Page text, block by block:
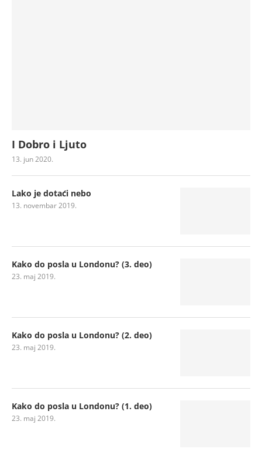
I Dobro i Ljuto
13. jun 2020.
Lako je dotaći nebo
13. novembar 2019.
Kako do posla u Londonu? (3. deo)
23. maj 2019.
Kako do posla u Londonu? (2. deo)
23. maj 2019.
Kako do posla u Londonu? (1. deo)
23. maj 2019.